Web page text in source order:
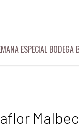
ESPECIAL BODEGA